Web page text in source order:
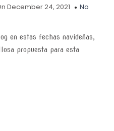
December 24, 2021
No
en estas fechas navideñas,
propuesta para esta